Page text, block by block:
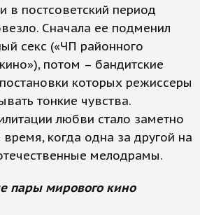
в постсоветский период
Сначала ее подменил
секс («ЧП районного
потом – бандитские
которых режиссеры
тонкие чувства.
любви стало заметно
когда одна за другой на
мелодрамы.
пары мирового кино